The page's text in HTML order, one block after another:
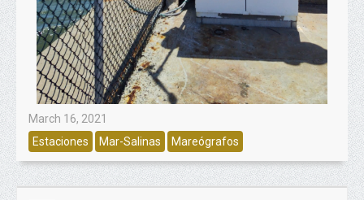
March 16, 2021
Estaciones
Mar-Salinas Mareógrafos